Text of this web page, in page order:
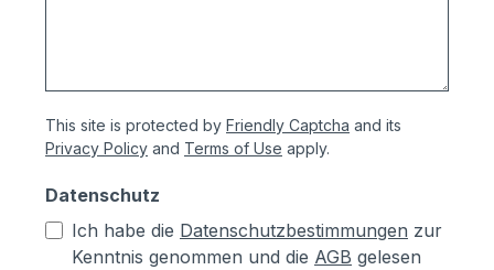
This site is protected by Friendly Captcha and its
Privacy Policy and Terms of Use apply.
Datenschutz
Ich habe die Datenschutzbestimmungen zur
Kenntnis genommen und die AGB gelesen